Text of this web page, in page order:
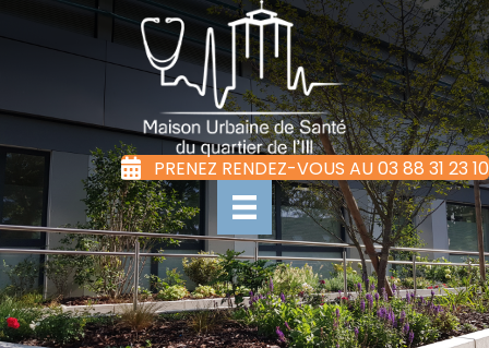
PRENEZ RENDEZ-VOUS AU 03 88 31 23 10